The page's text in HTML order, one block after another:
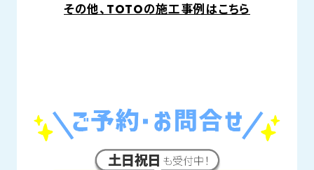
その他、TOTOの施工事例はこちら